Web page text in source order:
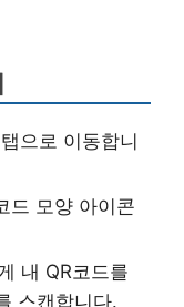
으로 이동합니
드 모양 아이콘
내 QR코드를
스캔합니다.